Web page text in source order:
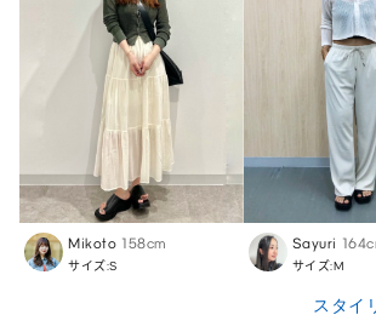
Mikoto 158cm
サイズ:S
Sayuri
サイズ:M
スタイ